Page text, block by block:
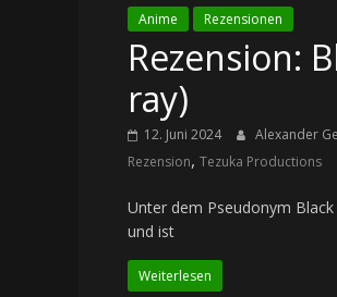
Anime Rezensionen
Rezension:
ray)
12. Juni 2024 Alexander
Rezension, Tezuka Productions
Unter dem Pseudonym
und ist
Weiterlesen